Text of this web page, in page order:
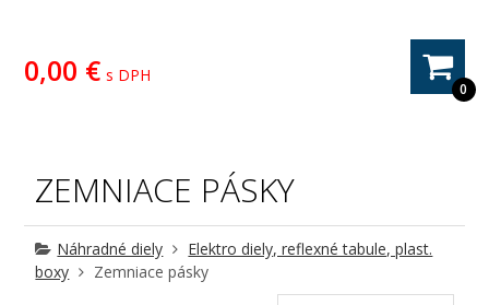
0
0,00 € s DPH
ZEMNIACE PÁSKY
Náhradné diely
Elektro diely, reflexné tabule, plast.
boxy
Zemniace pásky